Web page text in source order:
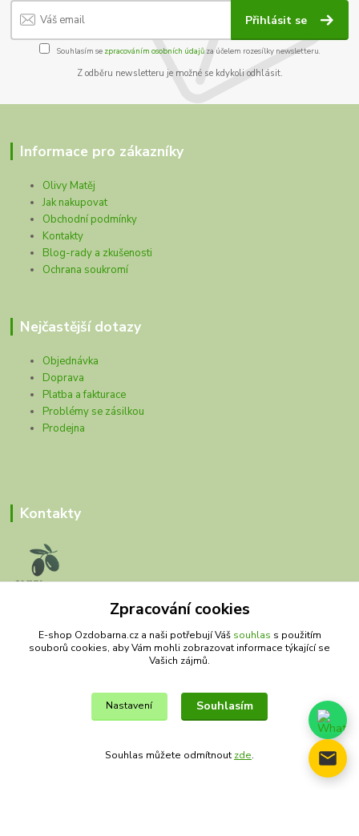
Přihlásit se
Souhlasím se zpracováním osobních údajůza účelem rozesílky newsletteru.
Z odběru newsletteru je možné se kdykoli odhlásit.
Informace pro zákazníky
Olivy Matěj
Jak nakupovat
Obchodní podmínky
Kontakty
Blog-rady a zkušenosti
Ochrana soukromí
Nejčastější dotazy
Objednávka
Doprava
Platba a fakturace
Problémy se zásilkou
Prodejna
Kontakty
Kristýna Matějková
olivymatej@seznam.cz
Zpracování cookies
E-shop Ozdobarna.cz a naši potřebují Váš souhlas s použitím
souborů cookies, aby Vám mohli zobrazovat informace týkající se
Vašich zájmů.
Nastavení Souhlasím
Souhlas můžete odmítnout zde.